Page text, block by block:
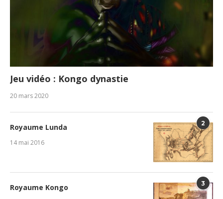
Jeu vidéo : Kongo dynastie
20 mars 2020
2
Royaume Lunda
14 mai 2016
3
Royaume Kongo